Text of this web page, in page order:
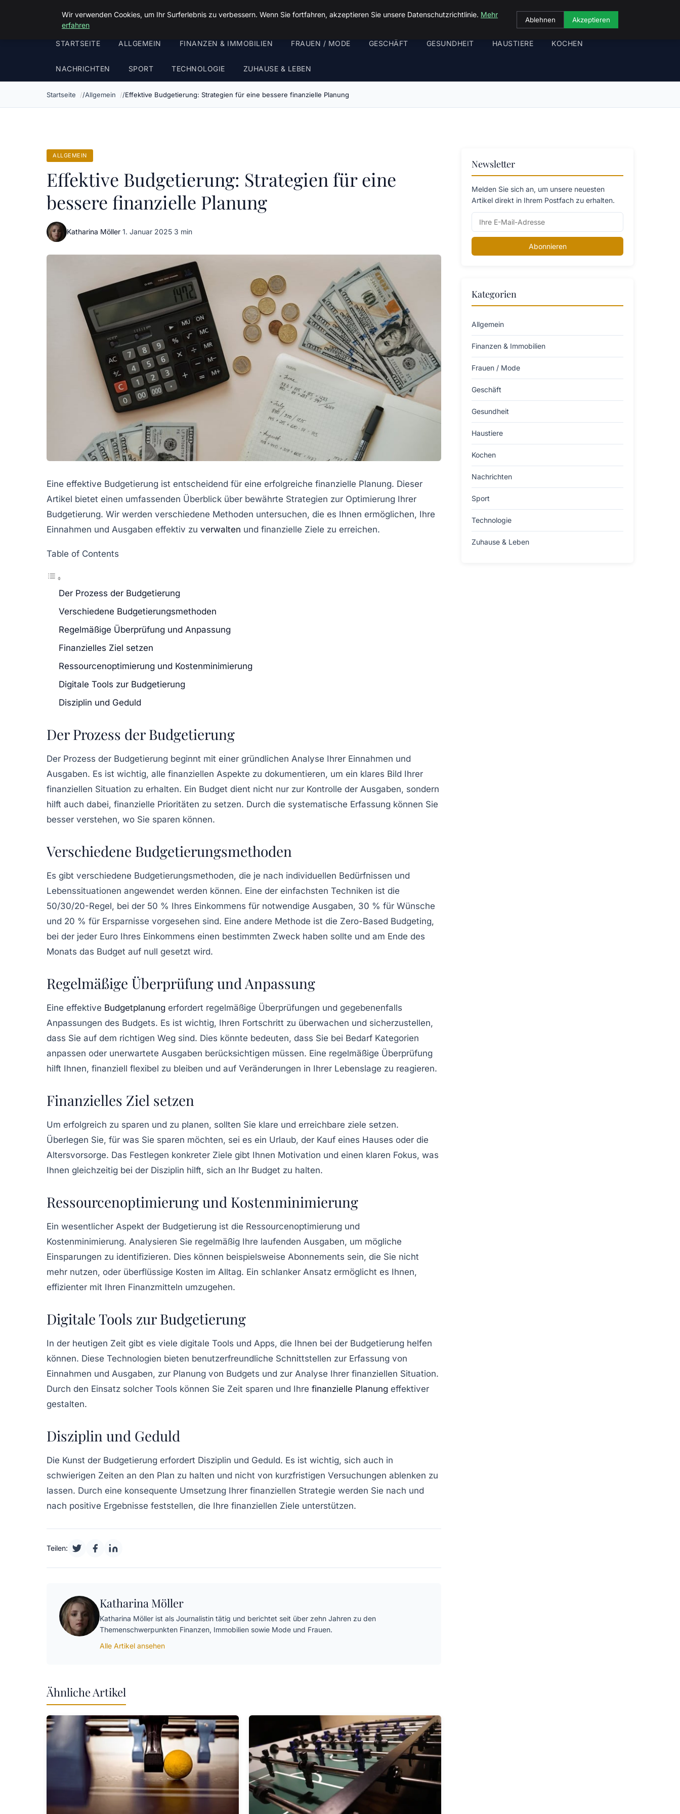
Malzminden
STARTSEITE ALLGEMEIN FINANZEN & IMMOBILIEN FRAUEN / MODE GESCHÄFT GESUNDHEIT HAUSTIERE KOCHEN
NACHRICHTEN SPORT TECHNOLOGIE ZUHAUSE & LEBEN
Startseite Allgemein Effektive Budgetierung: Strategien für eine bessere finanzielle Planung
ALLGEMEIN
Effektive Budgetierung: Strategien für eine
bessere finanzielle Planung
Katharina Möller·1. Januar 2025·3 min
Eine effektive Budgetierung ist entscheidend für eine erfolgreiche finanzielle Planung. Dieser
Artikel bietet einen umfassenden Überblick über bewährte Strategien zur Optimierung Ihrer
Budgetierung. Wir werden verschiedene Methoden untersuchen, die es Ihnen ermöglichen, Ihre
Einnahmen und Ausgaben effektiv zu verwalten und finanzielle Ziele zu erreichen.
Table of Contents
Der Prozess der Budgetierung
Verschiedene Budgetierungsmethoden
Regelmäßige Überprüfung und Anpassung
Finanzielles Ziel setzen
Ressourcenoptimierung und Kostenminimierung
Digitale Tools zur Budgetierung
Disziplin und Geduld
Der Prozess der Budgetierung
Der Prozess der Budgetierung beginnt mit einer gründlichen Analyse Ihrer Einnahmen und
Ausgaben. Es ist wichtig, alle finanziellen Aspekte zu dokumentieren, um ein klares Bild Ihrer
finanziellen Situation zu erhalten. Ein Budget dient nicht nur zur Kontrolle der Ausgaben, sondern
hilft auch dabei, finanzielle Prioritäten zu setzen. Durch die systematische Erfassung können Sie
besser verstehen, wo Sie sparen können.
Verschiedene Budgetierungsmethoden
Es gibt verschiedene Budgetierungsmethoden, die je nach individuellen Bedürfnissen und
Lebenssituationen angewendet werden können. Eine der einfachsten Techniken ist die
50/30/20-Regel, bei der 50 % Ihres Einkommens für notwendige Ausgaben, 30 % für Wünsche
und 20 % für Ersparnisse vorgesehen sind. Eine andere Methode ist die Zero-Based Budgeting,
bei der jeder Euro Ihres Einkommens einen bestimmten Zweck haben sollte und am Ende des
Monats das Budget auf null gesetzt wird.
Regelmäßige Überprüfung und Anpassung
Eine effektive Budgetplanung erfordert regelmäßige Überprüfungen und gegebenenfalls
Anpassungen des Budgets. Es ist wichtig, Ihren Fortschritt zu überwachen und sicherzustellen,
dass Sie auf dem richtigen Weg sind. Dies könnte bedeuten, dass Sie bei Bedarf Kategorien
anpassen oder unerwartete Ausgaben berücksichtigen müssen. Eine regelmäßige Überprüfung
hilft Ihnen, finanziell flexibel zu bleiben und auf Veränderungen in Ihrer Lebenslage zu reagieren.
Finanzielles Ziel setzen
Um erfolgreich zu sparen und zu planen, sollten Sie klare und erreichbare ziele setzen.
Überlegen Sie, für was Sie sparen möchten, sei es ein Urlaub, der Kauf eines Hauses oder die
Altersvorsorge. Das Festlegen konkreter Ziele gibt Ihnen Motivation und einen klaren Fokus, was
Ihnen gleichzeitig bei der Disziplin hilft, sich an Ihr Budget zu halten.
Ressourcenoptimierung und Kostenminimierung
Ein wesentlicher Aspekt der Budgetierung ist die Ressourcenoptimierung und
Kostenminimierung. Analysieren Sie regelmäßig Ihre laufenden Ausgaben, um mögliche
Einsparungen zu identifizieren. Dies können beispielsweise Abonnements sein, die Sie nicht
mehr nutzen, oder überflüssige Kosten im Alltag. Ein schlanker Ansatz ermöglicht es Ihnen,
effizienter mit Ihren Finanzmitteln umzugehen.
Digitale Tools zur Budgetierung
In der heutigen Zeit gibt es viele digitale Tools und Apps, die Ihnen bei der Budgetierung helfen
können. Diese Technologien bieten benutzerfreundliche Schnittstellen zur Erfassung von
Einnahmen und Ausgaben, zur Planung von Budgets und zur Analyse Ihrer finanziellen Situation.
Durch den Einsatz solcher Tools können Sie Zeit sparen und Ihre finanzielle Planung effektiver
gestalten.
Disziplin und Geduld
Die Kunst der Budgetierung erfordert Disziplin und Geduld. Es ist wichtig, sich auch in
schwierigen Zeiten an den Plan zu halten und nicht von kurzfristigen Versuchungen ablenken zu
lassen. Durch eine konsequente Umsetzung Ihrer finanziellen Strategie werden Sie nach und
nach positive Ergebnisse feststellen, die Ihre finanziellen Ziele unterstützen.
Teilen:
Katharina Möller
Katharina Möller ist als Journalistin tätig und berichtet seit über zehn Jahren zu den
Themenschwerpunkten Finanzen, Immobilien sowie Mode und Frauen.
Alle Artikel ansehen
Ähnliche Artikel
Newsletter
Melden Sie sich an, um unsere neuesten
Artikel direkt in Ihrem Postfach zu erhalten.
Abonnieren
Kategorien
Allgemein
Finanzen & Immobilien
Frauen / Mode
Geschäft
Gesundheit
Haustiere
Kochen
Nachrichten
Sport
Technologie
Zuhause & Leben
Wir verwenden Cookies, um Ihr Surferlebnis zu verbessern. Wenn Sie fortfahren, akzeptieren Sie unsere Datenschutzrichtlinie. Mehr
erfahren
Ablehnen Akzeptieren